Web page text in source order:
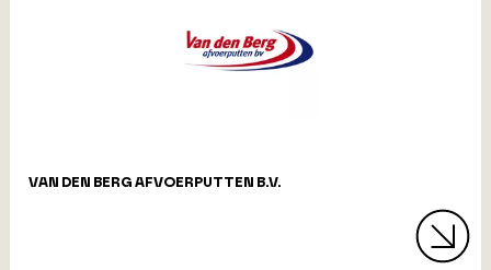
VAN DEN BERG AFVOERPUTTEN B.V.